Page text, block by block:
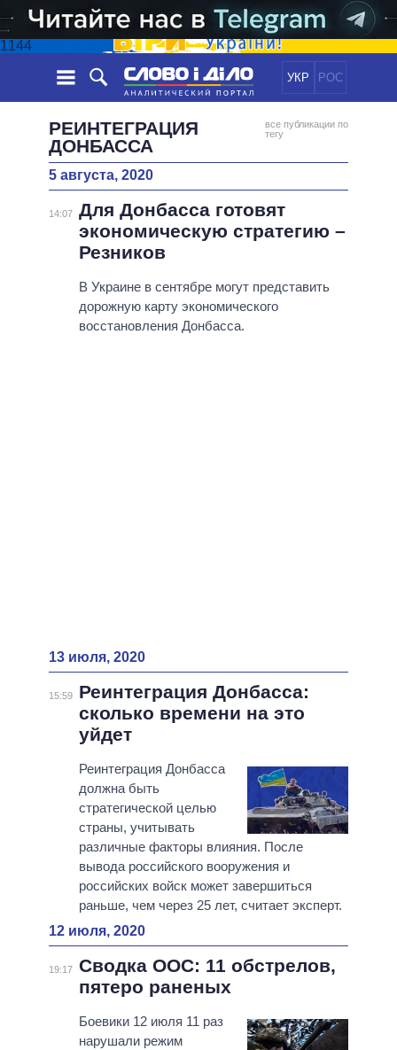
1144
УКР РОС
НОВОСТИ
ЛЕНТА
СОБЫТИЯ
СТАТЬИ
МНЕНИЯ
ДАЙДЖЕСТЫ
ПОЛИТИКА
ЭКОНОМИКА
ОБЩЕСТВО
ОБЕЩАНИЯ
ПОЛИТИКИ
ВСЕ ПОЛИТИКИ
ВЕРХОВНАЯ РАДА
КАБИНЕТ МИНИСТРОВ
ИНФОГРАФИКА
ВИДЕО
ПОДДЕРЖАТЬ
РЕИНТЕГРАЦИЯ
ДОНБАССА
все публикации по
тегу
5 августа, 2020
14:07 Для Донбасса готовят
экономическую стратегию –
Резников
В Украине в сентябре могут представить
дорожную карту экономического
восстановления Донбасса.
13 июля, 2020
15:59
Реинтеграция Донбасса:
сколько времени на это
уйдет
Реинтеграция Донбасса
должна быть
стратегической целью
страны, учитывать
различные факторы влияния. После
вывода российского вооружения и
российских войск может завершиться
раньше, чем через 25 лет, считает эксперт.
12 июля, 2020
19:17 Сводка ООС: 11 обстрелов,
пятеро раненых
Боевики 12 июля 11 раз
нарушали режим